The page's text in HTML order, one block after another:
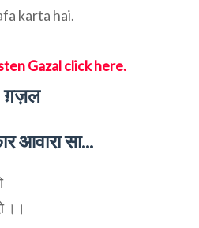
karta hai.
Gazal click here.
ग़ज़ल
आवारा सा...
।।